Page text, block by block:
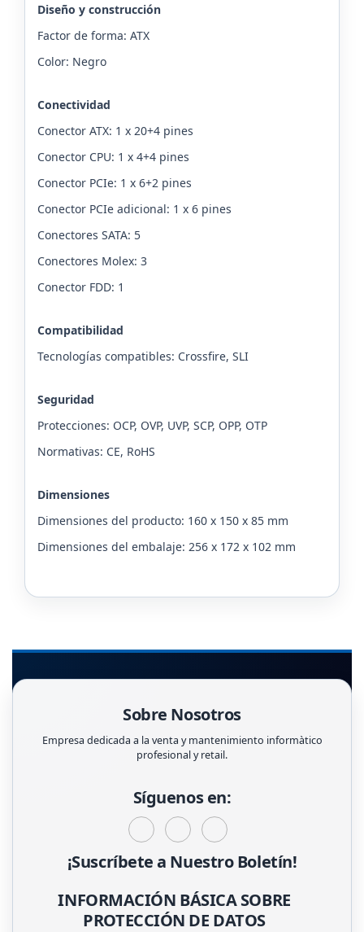
Diseño y construcción
Factor de forma: ATX
Color: Negro
Conectividad
Conector ATX: 1 x 20+4 pines
Conector CPU: 1 x 4+4 pines
Conector PCIe: 1 x 6+2 pines
Conector PCIe adicional: 1 x 6 pines
Conectores SATA: 5
Conectores Molex: 3
Conector FDD: 1
Compatibilidad
Tecnologías compatibles: Crossfire, SLI
Seguridad
Protecciones: OCP, OVP, UVP, SCP, OPP, OTP
Normativas: CE, RoHS
Dimensiones
Dimensiones del producto: 160 x 150 x 85 mm
Dimensiones del embalaje: 256 x 172 x 102 mm
Sobre Nosotros
Empresa dedicada a la venta y mantenimiento informàtico
profesional y retail.
Síguenos en:
¡Suscríbete a Nuestro Boletín!
INFORMACIÓN BÁSICA SOBRE
PROTECCIÓN DE DATOS